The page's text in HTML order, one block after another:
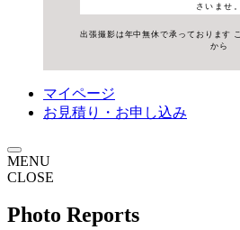
さいませ。
出張撮影は年中無休で承っております
から
マイページ
お見積り・お申し込み
MENU
CLOSE
Photo Reports